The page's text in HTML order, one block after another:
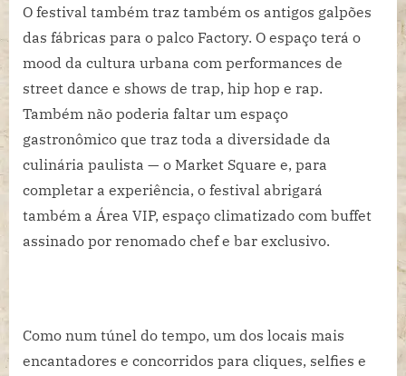
O festival também traz também os antigos galpões
das fábricas para o palco Factory. O espaço terá o
mood da cultura urbana com performances de
street dance e shows de trap, hip hop e rap.
Também não poderia faltar um espaço
gastronômico que traz toda a diversidade da
culinária paulista — o Market Square e, para
completar a experiência, o festival abrigará
também a Área VIP, espaço climatizado com buffet
assinado por renomado chef e bar exclusivo.
Como num túnel do tempo, um dos locais mais
encantadores e concorridos para cliques, selfies e